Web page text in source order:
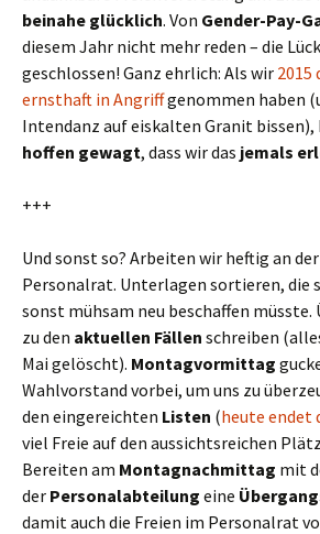
beinahe glücklich. Von Gender-Pay-
diesem Jahr nicht mehr reden – die
geschlossen! Ganz ehrlich: Als wir 2015
ernsthaft in Angriffgenommen haben
Intendanz auf eiskalten Granit
hoffen gewagt, dass wir das jemals
+++
Und sonst so? Arbeiten wir heftig an der
Personalrat. Unterlagen sortieren, die
sonst mühsam neu beschaffen müsste.
zu den aktuellen Fällen schreiben
Mai gelöscht). Montagvormittag
Wahlvorstand vorbei, um uns zu
den eingereichten Listen (heute endet
viel Freie auf den aussichtsreichen
Bereiten am Montagnachmittag mit
der Personalabteilung eine
damit auch die Freien im Personalrat